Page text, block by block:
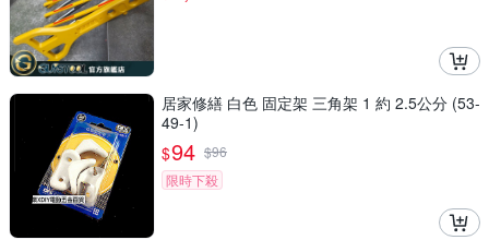
居家修繕 白色 固定架 三角架 1 約 2.5公分 (53-
49-1)
$94 $96
限時下殺